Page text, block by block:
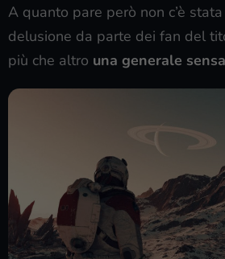
A quanto pare però non c’è
delusione da parte dei fan del
più che altro una generale